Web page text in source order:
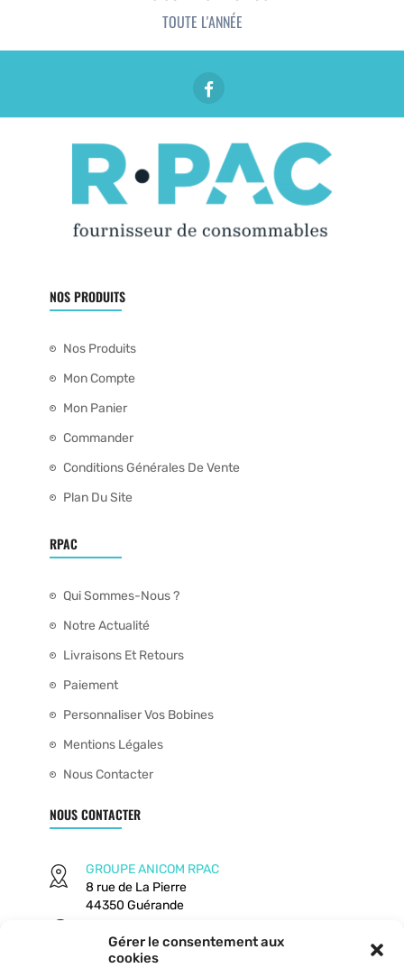
Gérer le consentement aux
cookies
TOUTE L'ANNÉE
NOS PRODUITS
Nos Produits
Mon Compte
Mon Panier
Commander
Conditions Générales De Vente
Plan Du Site
RPAC
Qui Sommes-Nous ?
Notre Actualité
Livraisons Et Retours
Paiement
Personnaliser Vos Bobines
Mentions Légales
Nous Contacter
NOUS CONTACTER
GROUPE ANICOM RPAC
8 rue de La Pierre
44350 Guérande
09 64 300 116